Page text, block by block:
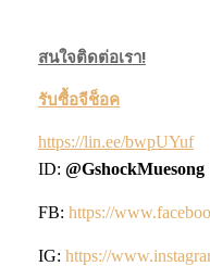
สนใจติดต่อเรา!
รับซื้อจีช็อค
https://lin.ee/bwpUYuf
ID: @GshockMuesong
FB: https://
IG: https://